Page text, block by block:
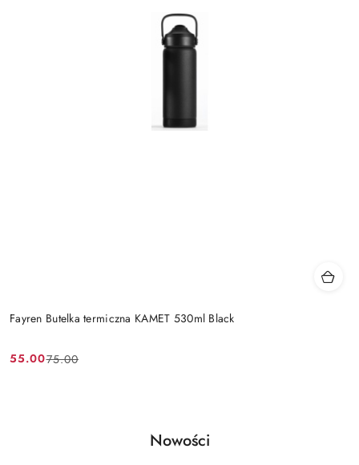
Fayren Butelka termiczna KAMET 530ml Black
Cena
55.00
Cena
75.00
Pomiń karuzelę produktów
Produkty
Nowości